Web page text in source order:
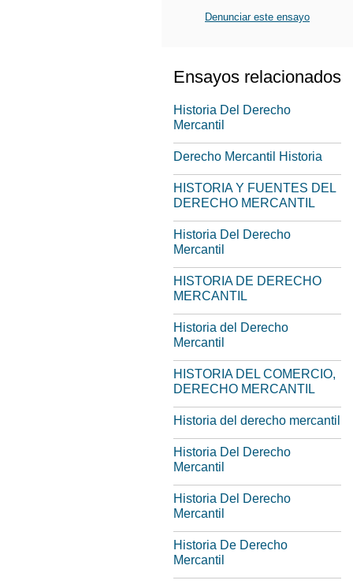
Denunciar este ensayo
Ensayos relacionados
Historia Del Derecho
Mercantil
Derecho Mercantil Historia
HISTORIA Y FUENTES DEL
DERECHO MERCANTIL
Historia Del Derecho
Mercantil
HISTORIA DE DERECHO
MERCANTIL
Historia del Derecho
Mercantil
HISTORIA DEL COMERCIO,
DERECHO MERCANTIL
Historia del derecho mercantil
Historia Del Derecho
Mercantil
Historia Del Derecho
Mercantil
Historia De Derecho
Mercantil